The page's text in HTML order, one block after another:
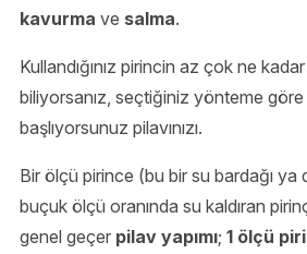
kavurma ve salma.
Kullandığınız pirincin az çok ne kadar
biliyorsanız, seçtiğiniz yönteme
başlıyorsunuz pilavınızı.
Bir ölçü pirince (bu bir su bardağı ya
buçuk ölçü oranında su kaldıran
genel geçer pilav yapımı; 1 ölçü